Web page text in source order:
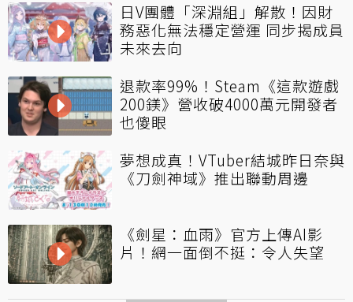
日V團體「深淵組」解散！因財
務惡化無法穩定營運 同步揭成員
未來去向
退款率99%！Steam《這款遊戲
200鎂》營收破4000萬元開發者
也傻眼
夢想成真！VTuber結城昨日奈與
《刀劍神域》推出聯動周邊
《劍星：血雨》官方上傳AI影
片！網一面倒不挺：令人失望